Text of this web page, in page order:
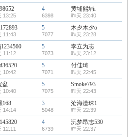
13:25
4
6398
黄埔熙埔r
昨天 23:40
11:43
5
7077
木夕木夕o
昨天 23:28
11:12
5
7073
李立为志
昨天 23:12
10:42
5
7071
付佳琦
昨天 22:45
盆
10:40
5
7075
Smoke793
昨天 22:43
168
14:14
3
5048
沧海遗珠1
昨天 22:39
12:11
4
6739
沉梦昂志530
昨天 22:37